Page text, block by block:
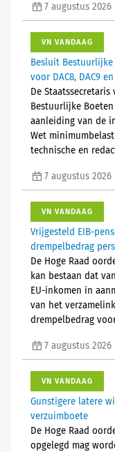
7 augustus 2026
VN VANDAAG
Besluit
voor DAC8, DAC9
De
Bestuurlijke
aanleiding van de
Wet
technische en
7 augustus 2026
VN VANDAAG
Vrijgesteld EIB-
drempelbedrag
De Hoge Raad
kan bestaan dat
EU-inkomen in
van het
drempelbedrag
7 augustus 2026
VN VANDAAG
Gunstigere latere
verzuimboete
De Hoge Raad
opgelegd mag